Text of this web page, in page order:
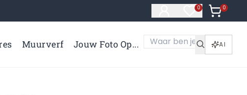
0
Artikelen in
0
Artikelen
Muurverf Jouw Foto Op... AI